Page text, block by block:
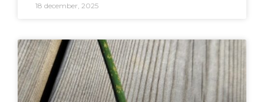
18 december, 2025